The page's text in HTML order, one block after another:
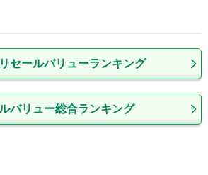
セールバリューランキング
バリュー総合ランキング